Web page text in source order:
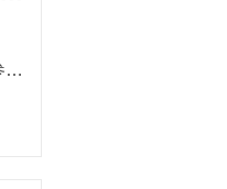
笔劲捷有力，融揉参杂，话说吴门画派的创始人的画